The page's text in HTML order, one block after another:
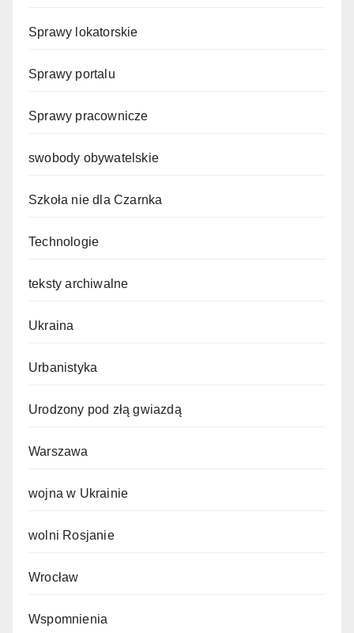
Sprawy lokatorskie
Sprawy portalu
Sprawy pracownicze
swobody obywatelskie
Szkoła nie dla Czarnka
Technologie
teksty archiwalne
Ukraina
Urbanistyka
Urodzony pod złą gwiazdą
Warszawa
wojna w Ukrainie
wolni Rosjanie
Wrocław
Wspomnienia